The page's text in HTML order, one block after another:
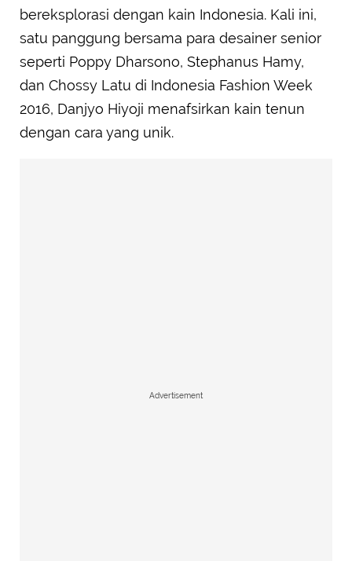
bereksplorasi dengan kain Indonesia. Kali ini,
satu panggung bersama para desainer senior
seperti Poppy Dharsono, Stephanus Hamy,
dan Chossy Latu di Indonesia Fashion Week
2016, Danjyo Hiyoji menafsirkan kain tenun
dengan cara yang unik.
Advertisement